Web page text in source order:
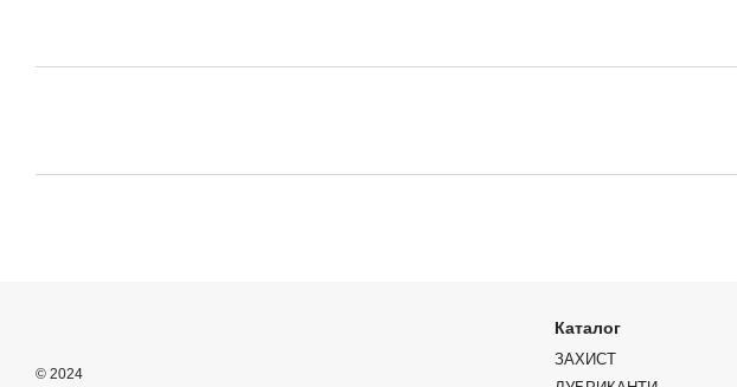
© 2024
Каталог
ЗАХИСТ